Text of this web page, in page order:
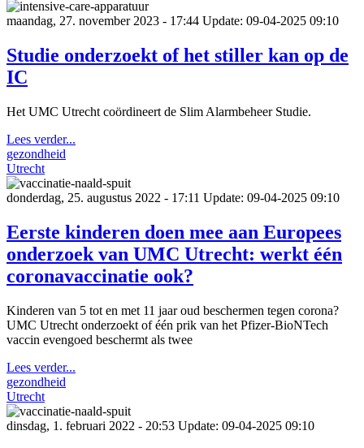
maandag, 27. november 2023 - 17:44 Update: 09-04-2025 09:10
Studie onderzoekt of het stiller kan op de
IC
Het UMC Utrecht coördineert de Slim Alarmbeheer Studie.
Lees verder...
gezondheid
Utrecht
donderdag, 25. augustus 2022 - 17:11 Update: 09-04-2025 09:10
Eerste kinderen doen mee aan Europees
onderzoek van UMC Utrecht: werkt één
coronavaccinatie ook?
Kinderen van 5 tot en met 11 jaar oud beschermen tegen corona?
UMC Utrecht onderzoekt of één prik van het Pfizer-BioNTech
vaccin evengoed beschermt als twee
Lees verder...
gezondheid
Utrecht
dinsdag, 1. februari 2022 - 20:53 Update: 09-04-2025 09:10